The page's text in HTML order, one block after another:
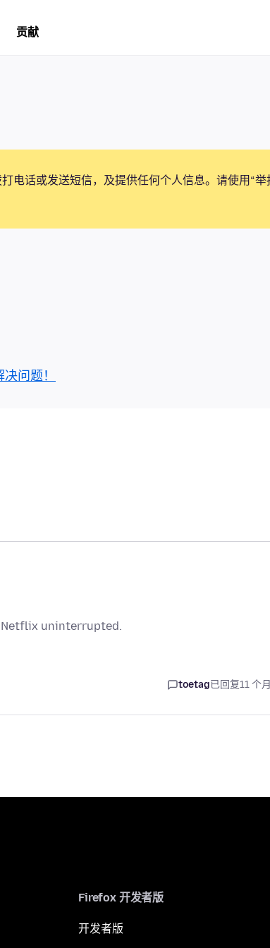
贡献
电话或发送短信，及提供任何个人信息。请使用“
问题！
uninterrupted.
toetag已回复11 个
Firefox 开发者版
开发者版